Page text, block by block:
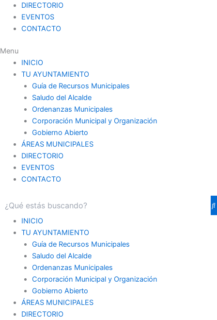
DIRECTORIO
EVENTOS
CONTACTO
Menu
INICIO
TU AYUNTAMIENTO
Guía de Recursos Municipales
Saludo del Alcalde
Ordenanzas Municipales
Corporación Municipal y Organización
Gobierno Abierto
ÁREAS MUNICIPALES
DIRECTORIO
EVENTOS
CONTACTO
INICIO
TU AYUNTAMIENTO
Guía de Recursos Municipales
Saludo del Alcalde
Ordenanzas Municipales
Corporación Municipal y Organización
Gobierno Abierto
ÁREAS MUNICIPALES
DIRECTORIO